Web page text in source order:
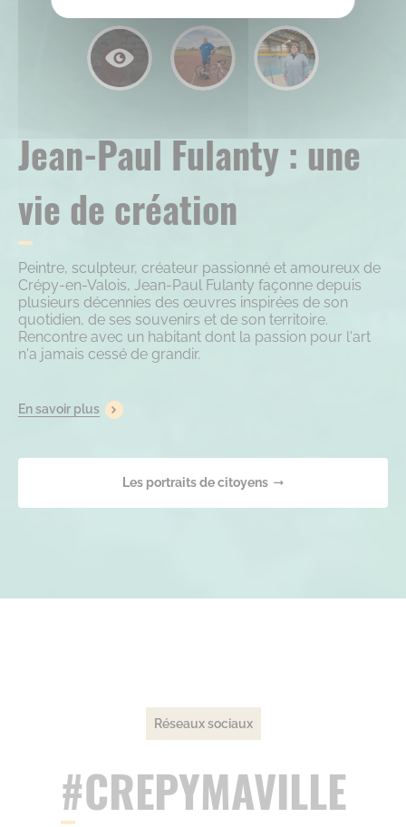
Jean-Paul Fulanty : une
vie de création
Peintre, sculpteur, créateur passionné et amoureux de
Crépy-en-Valois, Jean-Paul Fulanty façonne depuis
plusieurs décennies des œuvres inspirées de son
quotidien, de ses souvenirs et de son territoire.
Rencontre avec un habitant dont la passion pour l'art
n'a jamais cessé de grandir.
En savoir plus
Les portraits de citoyens
Réseaux sociaux
#CREPYMAVILLE